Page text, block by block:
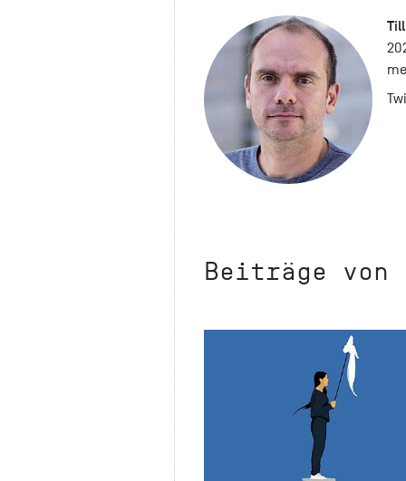
Beiträge